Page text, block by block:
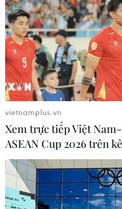
#Đề thi Vật lý kỳ thi tốt nghiệp
#Chọn môn Vật lý phổ biến
#Chương trình thi môn Vật lý
#Đề thi chính thức môn Vật lý
#Môn khoa học tự nhiên
vietnamplus.vn
Xem trực tiếp Việt
ASEAN Cup 2026 trên